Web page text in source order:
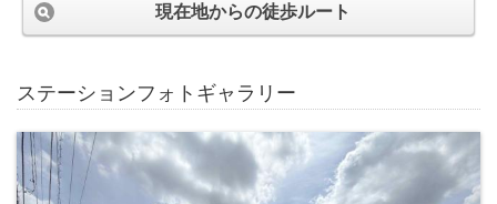
現在地からの徒歩ルート
ステーションフォトギャラリー